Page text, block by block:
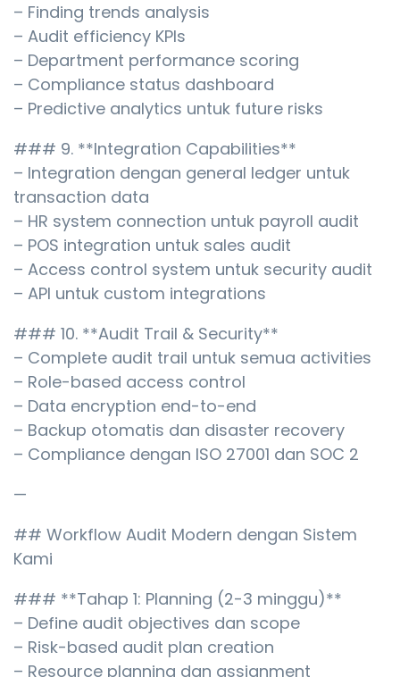
– Finding trends analysis
– Audit efficiency KPIs
– Department performance scoring
– Compliance status dashboard
– Predictive analytics untuk future risks
### 9. **Integration Capabilities**
– Integration dengan general ledger untuk
transaction data
– HR system connection untuk payroll audit
– POS integration untuk sales audit
– Access control system untuk security audit
– API untuk custom integrations
### 10. **Audit Trail & Security**
– Complete audit trail untuk semua activities
– Role-based access control
– Data encryption end-to-end
– Backup otomatis dan disaster recovery
– Compliance dengan ISO 27001 dan SOC 2
—
## Workflow Audit Modern dengan Sistem
Kami
### **Tahap 1: Planning (2-3 minggu)**
– Define audit objectives dan scope
– Risk-based audit plan creation
– Resource planning dan assignment